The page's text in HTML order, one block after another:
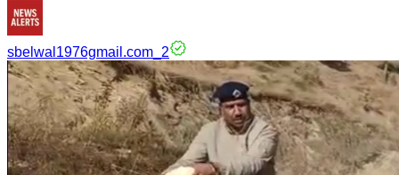
sbelwal1976gmail.com_2